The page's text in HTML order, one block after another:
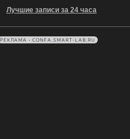
Лучшие записи за 24 часа
РЕКЛАМА • CONFA.SMART-LAB.RU